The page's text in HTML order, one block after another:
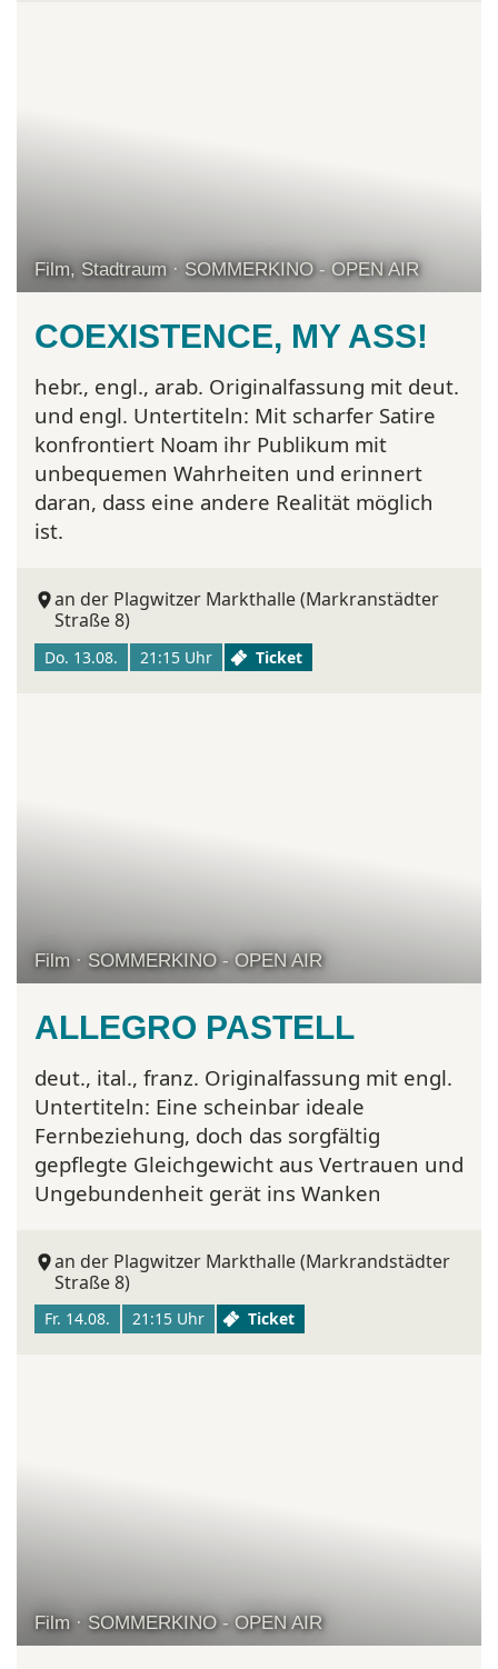
Film, Stadtraum · SOMMERKINO - OPEN AIR
COEXISTENCE, MY ASS!
hebr., engl., arab. Originalfassung mit deut.
und engl. Untertiteln: Mit scharfer Satire
konfrontiert Noam ihr Publikum mit
unbequemen Wahrheiten und erinnert
daran, dass eine andere Realität möglich
ist.
an der Plagwitzer Markthalle (Markranstädter
Straße 8)
Do. 13.08. 21:15 Uhr Ticket
Film · SOMMERKINO - OPEN AIR
ALLEGRO PASTELL
deut., ital., franz. Originalfassung mit engl.
Untertiteln: Eine scheinbar ideale
Fernbeziehung, doch das sorgfältig
gepflegte Gleichgewicht aus Vertrauen und
Ungebundenheit gerät ins Wanken
an der Plagwitzer Markthalle (Markrandstädter
Straße 8)
Fr. 14.08. 21:15 Uhr Ticket
Film · SOMMERKINO - OPEN AIR